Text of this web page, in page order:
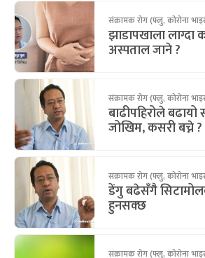
संक्रामक रोग (फ्लु, कोरोना
झाडापखाला लाग्दा
अस्पताल जाने ?
संक्रामक रोग (फ्लु, कोरोना
बाढीपहिरोले
जोखिम, कसरी बच्ने ?
संक्रामक रोग (फ्लु, कोरोना
डेंगु बढेसँगै
हुनसक्छ
संक्रामक रोग (फ्लु, कोरोना